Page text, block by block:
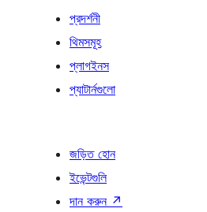
প্রদর্শনী
থিমসমূহ
প্লাগইনস
প্যাটার্নগুলো
জড়িত হোন
ইভেন্টগুলি
দান করুন ↗